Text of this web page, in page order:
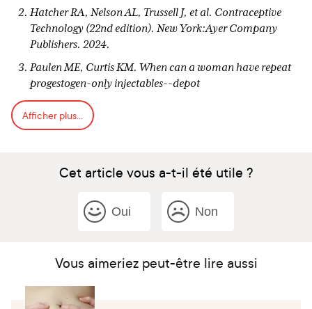
Hatcher RA, Nelson AL, Trussell J, et al. Contraceptive
Technology (22nd edition). New York:Ayer Company
Publishers. 2024.
Paulen ME, Curtis KM. When can a woman have repeat
progestogen-only injectables--depot
medroxyprogesterone acetate or norethisterone enantate?
Mishell DR. Pharmacokinetics of depot
Davis AR, Kroll R, Soltes B, Zhang N, Grubb GS,
cessation of a continuous oral contraceptive. Fertil Steril.
2008 May;89(5):1059-1063.
H. Fertility after discontinuation of treatment with an oral
mg of dienogest. Fertil Steril. 2006 Jun 1;85(6):1812–9.
Afficher plus...
Cet article vous a-t-il été utile ?
Oui Non
Vous aimeriez peut-être lire aussi